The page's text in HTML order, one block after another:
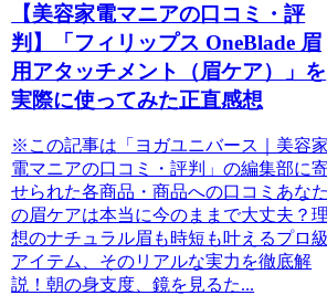
【美容家電マニアの口コミ・評
判】「フィリップス OneBlade 眉
用アタッチメント（眉ケア）」を
実際に使ってみた正直感想
※この記事は「ヨガユニバース｜美容家
電マニアの口コミ・評判」の編集部に
せられた各商品・商品への口コミあなた
の眉ケアは本当に今のままで大丈夫？理
想のナチュラル眉も時短も叶えるプロ級
アイテム、そのリアルな実力を徹底解
説！朝の身支度、鏡を見るた...